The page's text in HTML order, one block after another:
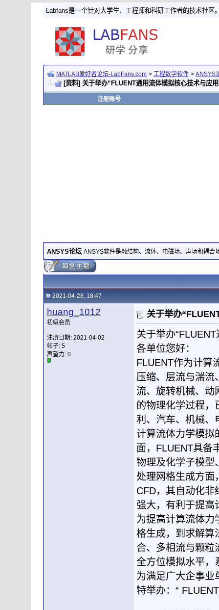
Labfans是一个针对大学生、工程师和科研工作者的技术社区
MATLAB爱好者论坛-LabFans.com > 工程数学软件 > ANSYS
[资料] 关于举办“FLUENT通用流体模拟核心技术与应
注册账号
ANSYS论坛 ANSYS软件是融结构、流体、电磁场、声场和耦合
2021-04-28, 18:47
huang_1012
初级会员
注册日期: 2021-04-02
帖子: 5
声望力: 0
关于举办
关于举办
各单位您好：
FLUENT作为计算
压缩、层流与湍流
流、旋转机械、动
的物理化学过程，
利、汽车、机械、
计算流体力学模拟
面，FLUENT具备
物理及化学子模型
处理网格生成方面
CFD，其自动化非
强大，有利于提高
为提高计算流体力
格生成，到求解算
合、多相流与颗粒
全方位模拟水平，
为满足广大企事业
特举办：“